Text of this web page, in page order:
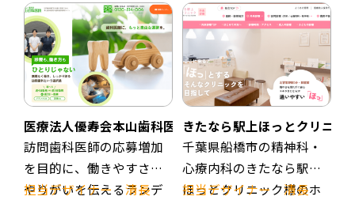
医療法人優寿会本山歯科医院様
訪問歯科医師の応募増加
を目的に、働きやすさと
やりがいを伝えるランデ
担当デザイナー 清長
きたなら駅上ほっとクリニッ
千葉県船橋市の精神科・
心療内科のきたなら駅上
ほっとクリニック様のホ
担当デザイナー 清長